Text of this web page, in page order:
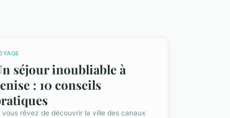
séjour inoubliable à
: 10 conseils
vous rêvez de découvrir la ville des canaux